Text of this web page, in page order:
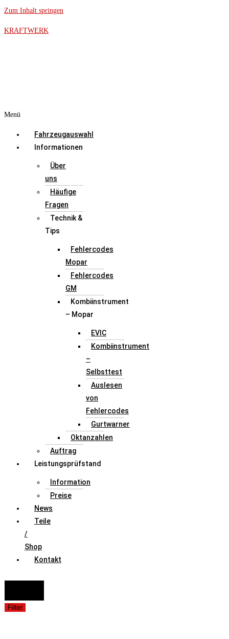
Zum Inhalt springen
KRAFTWERK
Menü
Fahrzeugauswahl
Informationen
Über
uns
Häufige
Fragen
Technik &
Tips
Fehlercodes
Mopar
Fehlercodes
GM
Kombiinstrument
– Mopar
EVIC
Kombiinstrument
–
Selbsttest
Auslesen
von
Fehlercodes
Gurtwarner
Oktanzahlen
Auftrag
Leistungsprüfstand
Information
Preise
News
Teile
/
Shop
Kontakt
Filter